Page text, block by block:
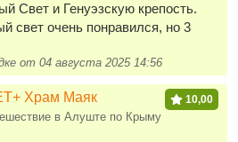
Свет и Генуэзскую крепость.
свет очень понравился, но 3
от 04 августа 2025 14:56
10,00
Храм Маяк
в Алуште по Крыму